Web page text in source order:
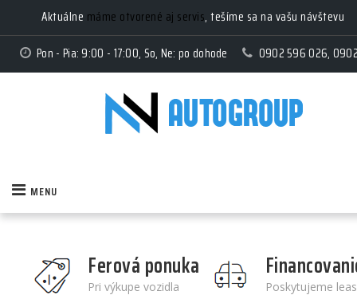
Aktuálne máme otvorené aj servis, tešíme sa na vašu návštevu
Pon - Pia: 9:00 - 17:00, So, Ne: po dohode
0902 596 026,
MENU
Ferová ponuka
Pri výkupe vozidla Poskytujeme